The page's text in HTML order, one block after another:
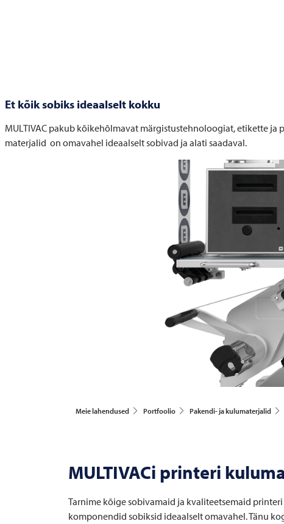
Et kõik sobiks ideaalselt kokku
MULTIVAC pakub kõikehõlmavat märgistustehnoloogiat, etikette ja
materjalid on omavahel ideaalselt sobivad ja alati saadaval.
Meie lahendused Portfoolio Pakendi- ja kulumaterjalid
MULTIVACi printeri
Tarnime kõige sobivamaid ja kvaliteetsemaid
komponendid sobiksid ideaalselt omavahel. Tänu